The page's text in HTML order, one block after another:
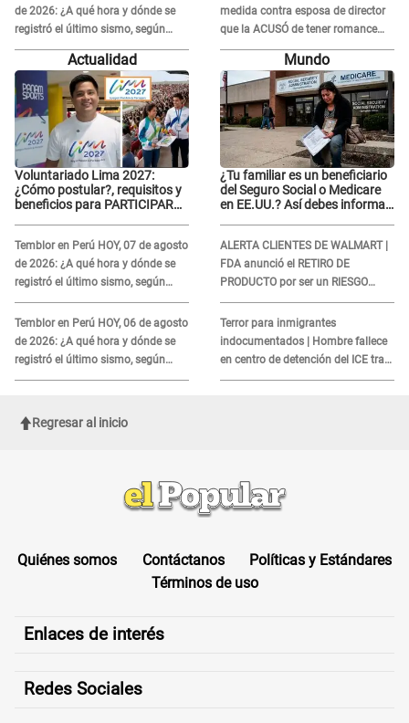
de 2026: ¿A qué hora y dónde se
registró el último sismo, según
IGP?
medida contra esposa de director
que la ACUSÓ de tener romance
con él: "Muy triste..."
Actualidad
Voluntariado Lima 2027:
¿Cómo postular?, requisitos y
beneficios para PARTICIPAR
Temblor en Perú HOY, 07 de agosto
de 2026: ¿A qué hora y dónde se
registró el último sismo, según
IGP?
Temblor en Perú HOY, 06 de agosto
de 2026: ¿A qué hora y dónde se
registró el último sismo, según
IGP?
Mundo
¿Tu familiar es un beneficiario
del Seguro Social o Medicare
en EE.UU.? Así debes informar
ALERTA CLIENTES DE WALMART |
FDA anunció el RETIRO DE
PRODUCTO por ser un RIESGO
MORTAL para consumidores: ¿Cuál
es?
Terror para inmigrantes
indocumentados | Hombre fallece
en centro de detención del ICE tras
sufrir una "emergencia médica"
Regresar al inicio
Quiénes somos Contáctanos
Políticas y Estándares
Términos de uso
Enlaces de interés
Redes Sociales